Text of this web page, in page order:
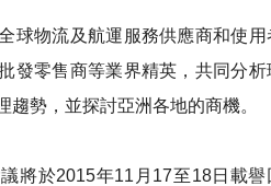
球物流及航運服務供應商和使用
發零售商等業界精英，共同分析
勢，並探討亞洲各地的商機。
將於2015年11月17至18日載譽